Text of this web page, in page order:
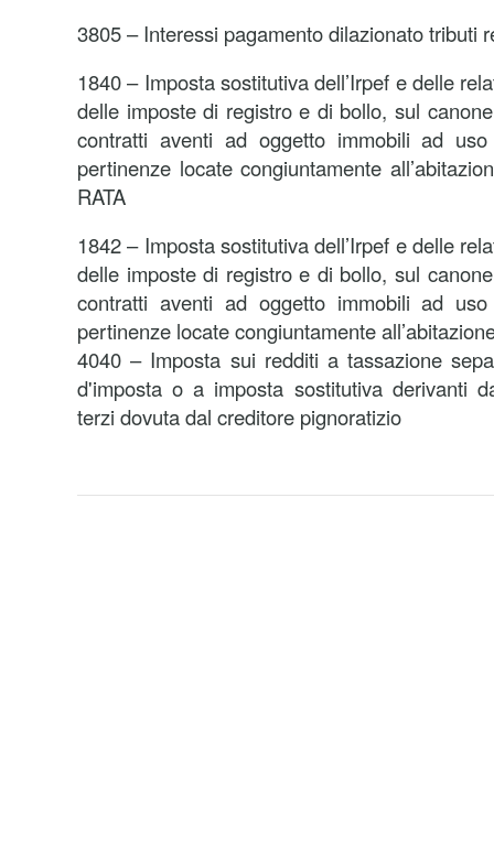
3805 – Interessi pagamento dilazionato tributi
1840 – Imposta sostitutiva dell’Irpef e delle
delle imposte di registro e di bollo, sul
contratti aventi ad oggetto immobili ad
pertinenze locate congiuntamente
RATA
1842 – Imposta sostitutiva dell’Irpef e delle
delle imposte di registro e di bollo, sul
contratti aventi ad oggetto immobili ad
pertinenze locate congiuntamente
4040 – Imposta sui redditi a tassazione
d'imposta o a imposta sostitutiva derivanti
terzi dovuta dal creditore pignoratizio